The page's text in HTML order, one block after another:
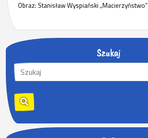
Obraz: Stanisław Wyspiański „Macierzyństwo”
Szukaj
S
z
k
a
j
: